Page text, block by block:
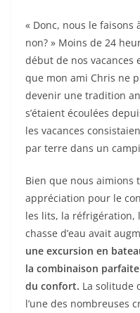
« Donc, nous le faisons
non? » Moins de 24
début de nos vacances
que mon ami Chris ne
devenir une tradition
s’étaient écoulées
les vacances
par terre dans un
Bien que nous aimions
appréciation pour le
les lits, la réfrigération,
chasse d’eau avait
une excursion en
la combinaison
du confort. La solitude
l’une des nombreuses